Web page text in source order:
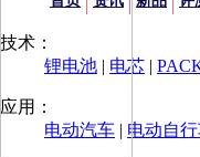
技术：
锂电池 | 电芯 |
应用：
电动汽车 | 电动自